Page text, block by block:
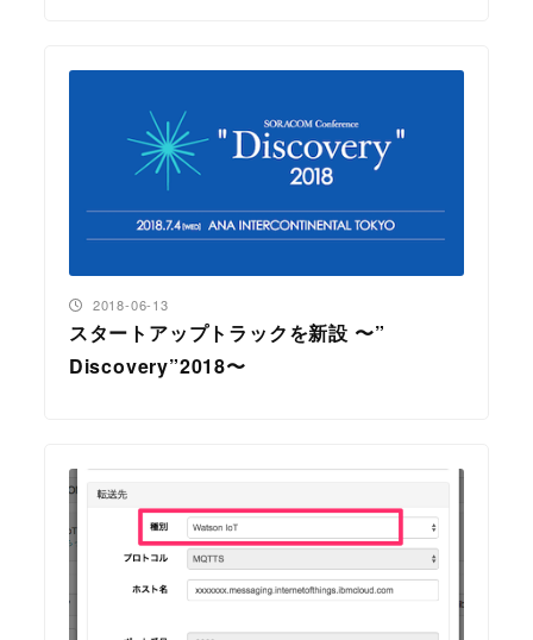
スタートアップトラックを新設 〜”
Discovery”2018〜
投稿日
2018-06-13